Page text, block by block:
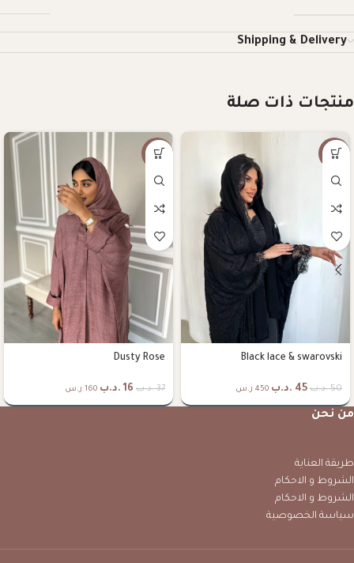
Shipping & Delivery
منتجات ذات صلة
-10%
Black lace & swarovski
50 .د.ب 45 .د.ب 450 ر.س
-57%
Dusty Rose
37 .د.ب 16 .د.ب 160 ر.س
من نحن
طريقة العناية
الشروط و الاحكام
الشروط و الاحكام
سياسة الخصوصية